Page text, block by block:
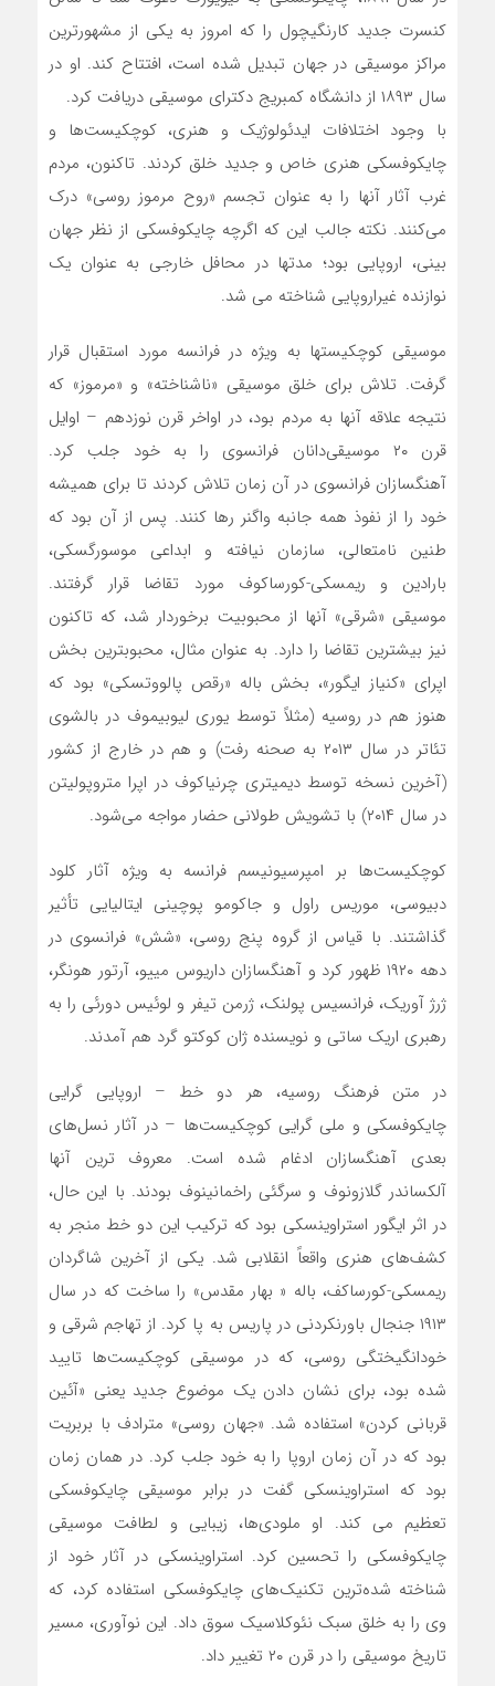
کنسرت جدید کارنگیچول را که امروز به یکی از مشهورترین
مراکز موسیقی در جهان تبدیل شده است، افتتاح کند. او در
سال ۱۸۹۳ از دانشگاه کمبریج دکترای موسیقی دریافت کرد.
با وجود اختلافات ایدئولوژیک و هنری، ‌کوچکیست‌ها و
چایکوفسکی هنری خاص و جدید خلق کردند. تاکنون، مردم
غرب آثار آنها را به عنوان تجسم «روح مرموز روسی» درک
می‌کنند. نکته جالب این که اگرچه چایکوفسکی از نظر جهان
بینی، اروپایی بود؛ مدتها در محافل خارجی به عنوان یک
نوازنده غیراروپایی شناخته می شد.
موسیقی کوچکیستها به ویژه در فرانسه مورد استقبال قرار
گرفت. تلاش برای خلق موسیقی «ناشناخته» و «مرموز» که
نتیجه علاقه آنها به مردم بود، در اواخر قرن نوزدهم – اوایل
قرن ۲۰ موسیقی‌دانان فرانسوی را به خود جلب کرد.
آهنگسازان فرانسوی در آن زمان تلاش کردند تا برای همیشه
خود را از نفوذ همه جانبه واگنر رها کنند. پس از آن بود که
طنین نامتعالی، سازمان نیافته و ابداعی موسورگسکی،
بارادین و ریمسکی-کورساکوف مورد تقاضا قرار گرفتند.
موسیقی «شرقی» آنها از محبوبیت برخوردار شد، که تاکنون
نیز بیشترین تقاضا را دارد. به عنوان مثال، محبوبترین بخش
اپرای «کنیاز ایگور»، بخش باله «رقص پالووتسکی» بود که
هنوز هم در روسیه (مثلاً توسط یوری لیوبیموف در بالشوی
تئاتر در سال ۲۰۱۳ به صحنه رفت) و هم در خارج از کشور
(آخرین نسخه توسط دیمیتری چرنیاکوف در اپرا متروپولیتن
در سال ۲۰۱۴) با تشویش طولانی حضار مواجه می‌شود.
‌کوچکیست‌ها بر امپرسیونیسم فرانسه به ویژه آثار کلود
دبیوسی، موریس راول و جاکومو پوچینی ایتالیایی تأثیر
گذاشتند. با قیاس از گروه پنج روسی، «شش» فرانسوی در
دهه ۱۹۲۰ ظهور کرد و آهنگسازان داریوس مییو، آرتور هونگر،
ژرژ آوریک، فرانسیس پولنک، ژرمن تیفر و لوئیس دورئی را به
رهبری اریک ساتی و نویسنده ژان کوکتو گرد هم آمدند.
در متن فرهنگ روسیه، هر دو خط – اروپایی گرایی
چایکوفسکی و ملی گرایی کوچکیست‌ها – در آثار نسل‌های
بعدی آهنگسازان ادغام شده است. معروف ترین آنها
آلکساندر گلازونوف و سرگئی راخمانینوف بودند. با این حال،
در اثر ایگور استراوینسکی بود که ترکیب این دو خط منجر به
کشف‌های هنری واقعاً انقلابی شد. یکی از آخرین شاگردان
ریمسکی-کورساکف، باله « بهار مقدس» را ساخت که در سال
۱۹۱۳ جنجال باورنکردنی در پاریس به پا کرد. از تهاجم شرقی و
خودانگیختگی روسی، که در موسیقی ‌کوچکیست‌ها تایید
شده بود، برای نشان دادن یک موضوع جدید یعنی «آئین
قربانی کردن» استفاده ‌شد. «جهان روسی» مترادف با بربریت
بود که در آن زمان اروپا را به خود جلب کرد. در همان زمان
بود که استراوینسکی گفت در برابر موسیقی چایکوفسکی
تعظیم می کند. او ملودی‌ها، زیبایی و لطافت موسیقی
چایکوفسکی را تحسین کرد. استراوینسکی در آثار خود از
شناخته شده‌ترین تکنیک‌های چایکوفسکی استفاده کرد، که
وی را به خلق سبک نئوکلاسیک سوق داد. این نوآوری، مسیر
تاریخ موسیقی را در قرن ۲۰ تغییر داد.